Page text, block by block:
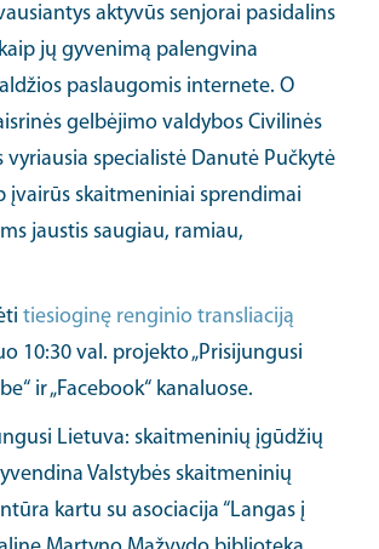
aktyvūs senjorai pasidalins
jų gyvenimą palengvina
paslaugomis internete. O
gelbėjimo valdybos Civilinės
vyriausia specialistė Danutė Pučkytė
įvairūs skaitmeniniai sprendimai
jaustis saugiau, ramiau,
tiesioginę renginio transliaciją
10:30 val. projekto „Prisijungusi
ir „Facebook“ kanaluose.
Lietuva: skaitmeninių įgūdžių
Valstybės skaitmeninių
kartu su asociacija “Langas į